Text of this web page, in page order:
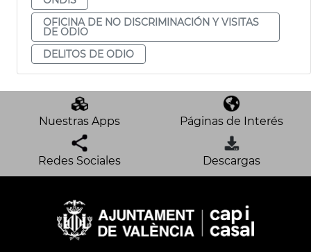
OFICINA DE NO DISCRIMINACIÓN Y VISITAS
DE ODIO
DELITOS DE ODIO
Nuestras Apps Páginas de Interés
Redes Sociales Descargas